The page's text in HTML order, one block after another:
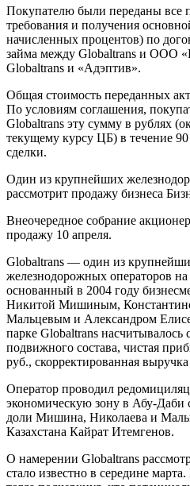
Покупателю были переданы все
требования и получения
начисленных процентов) по
займа между Globaltrans и ООО
Globaltrans и «Адэптив».
Общая стоимость переданных
По условиям соглашения,
Globaltrans эту сумму в рублях
текущему курсу ЦБ) в течение
сделки.
Один из крупнейших
рассмотрит продажу бизнеса
Внеочередное собрание
продажу 10 апреля.
Globaltrans — один из
железнодорожных операторов
основанный в 2004 году
Никитой Мишиным,
Мальцевым и Александром
парке Globaltrans
подвижного состава, чистая
руб., скорректированная
Оператор проводил
экономическую зону в Абу-Даби
доли Мишина, Николаева и
Казахстана Кайрат Итемгенов.
О намерении Globaltrans
стало известно в середине